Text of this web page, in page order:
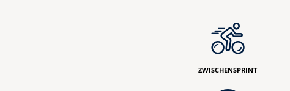
ZWISCHENSPRINT